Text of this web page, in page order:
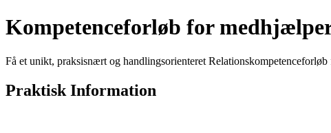
Kompetenceforløb for
Få et unikt, praksisnært og handlingsorienteret
Praktisk Information